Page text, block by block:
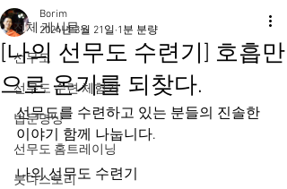
전체 게시물
선무도
선무도 수련 체험기
법문명상
선무도 홈트레이닝
붓다스토리
[나의 선무도 수련기] 호흡만
으로 온기를 되찾다.
Borim
2024년 3월 21일 1분 분량
선무도를 수련하고 있는 분들의 진솔한
이야기 함께 나눕니다.
나의 선무도 수련기